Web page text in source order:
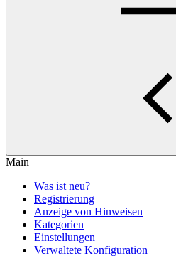
Main
Was ist neu?
Registrierung
Anzeige von Hinweisen
Kategorien
Einstellungen
Verwaltete Konfiguration